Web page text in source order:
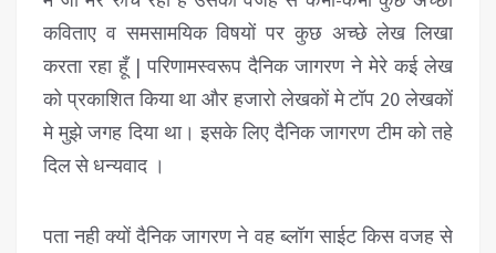
कविताए व समसामयिक विषयों पर कुछ अच्छे लेख लिखा
करता रहा हूँ | परिणामस्वरूप दैनिक जागरण ने मेरे कई लेख
को प्रकाशित किया था और हजारो लेखकों मे टॉप 20 लेखकों
मे मुझे जगह दिया था। इसके लिए दैनिक जागरण टीम को तहे
दिल से धन्यवाद ।
पता नही क्यों दैनिक जागरण ने वह ब्लॉग साईट किस वजह से